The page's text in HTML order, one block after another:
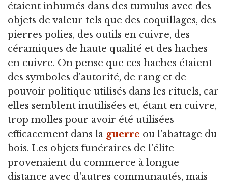
étaient inhumés dans des tumulus avec des
objets de valeur tels que des coquillages, des
pierres polies, des outils en cuivre, des
céramiques de haute qualité et des haches
en cuivre. On pense que ces haches étaient
des symboles d'autorité, de rang et de
pouvoir politique utilisés dans les rituels, car
elles semblent inutilisées et, étant en cuivre,
trop molles pour avoir été utilisées
efficacement dans la guerre ou l'abattage du
bois. Les objets funéraires de l'élite
provenaient du commerce à longue
distance avec d'autres communautés, mais